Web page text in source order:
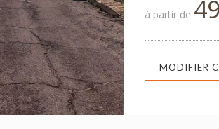
à partir de
MODIFIER